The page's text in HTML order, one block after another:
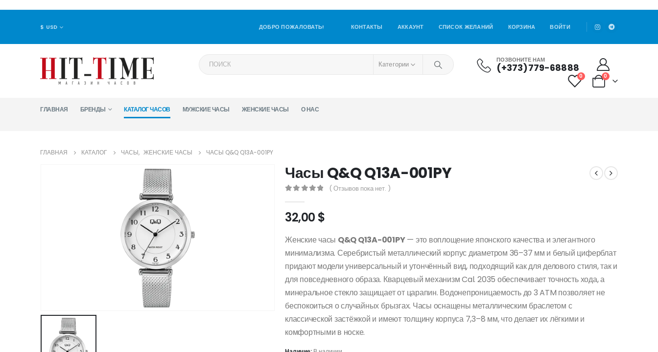
$ USD ДОБРО ПОЖАЛОВАТЬ! КОНТАКТЫ АККАУНТ СПИСОК ЖЕЛАНИЙ КОРЗИНА ВОЙТИ
Категории ПОЗВОНИТЕ НАМ
(+373)779-68888
0 0
ГЛАВНАЯ БРЕНДЫ КАТАЛОГ ЧАСОВ МУЖСКИЕ ЧАСЫ ЖЕНСКИЕ ЧАСЫ О НАС
ГЛАВНАЯ КАТАЛОГ ЧАСЫ, ЖЕНСКИЕ ЧАСЫ ЧАСЫ Q&Q Q13A-001PY
Часы Q&Q Q13A-001PY
( Отзывов пока нет. )
32,00 $
Женские часы Q&Q Q13A-001PY— это воплощение японского качества и элегантного
минимализма. Серебристый металлический корпус диаметром 36–37 мм и белый циферблат
придают модели универсальный и утончённый вид, подходящий как для делового стиля, так и
для повседневного образа. Кварцевый механизм Cal. 2035 обеспечивает точность хода, а
минеральное стекло защищает от царапин. Водонепроницаемость до 3 ATM позволяет не
беспокоиться о случайных брызгах. Часы оснащены металлическим браслетом с
классической застёжкой и имеют толщину корпуса 7,3–8 мм, что делает их лёгкими и
комфортными в носке.